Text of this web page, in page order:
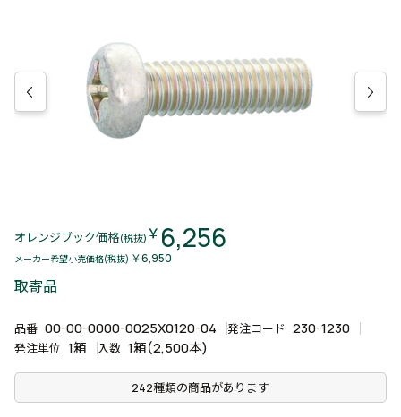
オレンジブック価格(税抜) ￥ 6,256
メーカー希望小売価格(税抜) ￥6,950
取寄品
品番 00-00-0000-0025X0120-04 発注コード 230-1230
発注単位 1箱 入数 1箱(2,500本)
242種類の商品があります